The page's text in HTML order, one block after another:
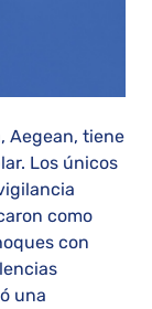
Aegean, tiene
Los únicos
como
con
una